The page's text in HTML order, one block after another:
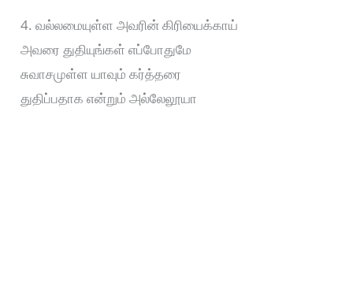
4. வல்லமையுள்ள அவரின் கிரியைக்காய்
அவரை துதியுங்கள் எப்போதுமே
சுவாசமுள்ள யாவும் கர்த்தரை
துதிப்பதாக என்றும் அல்லேலூயா